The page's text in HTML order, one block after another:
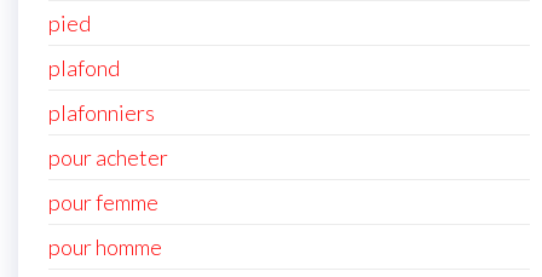
pied
plafond
plafonniers
pour acheter
pour femme
pour homme